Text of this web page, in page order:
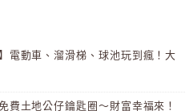
電動車、溜滑梯、球池玩到瘋！大
費土地公仔鑰匙圈～財富幸福來！